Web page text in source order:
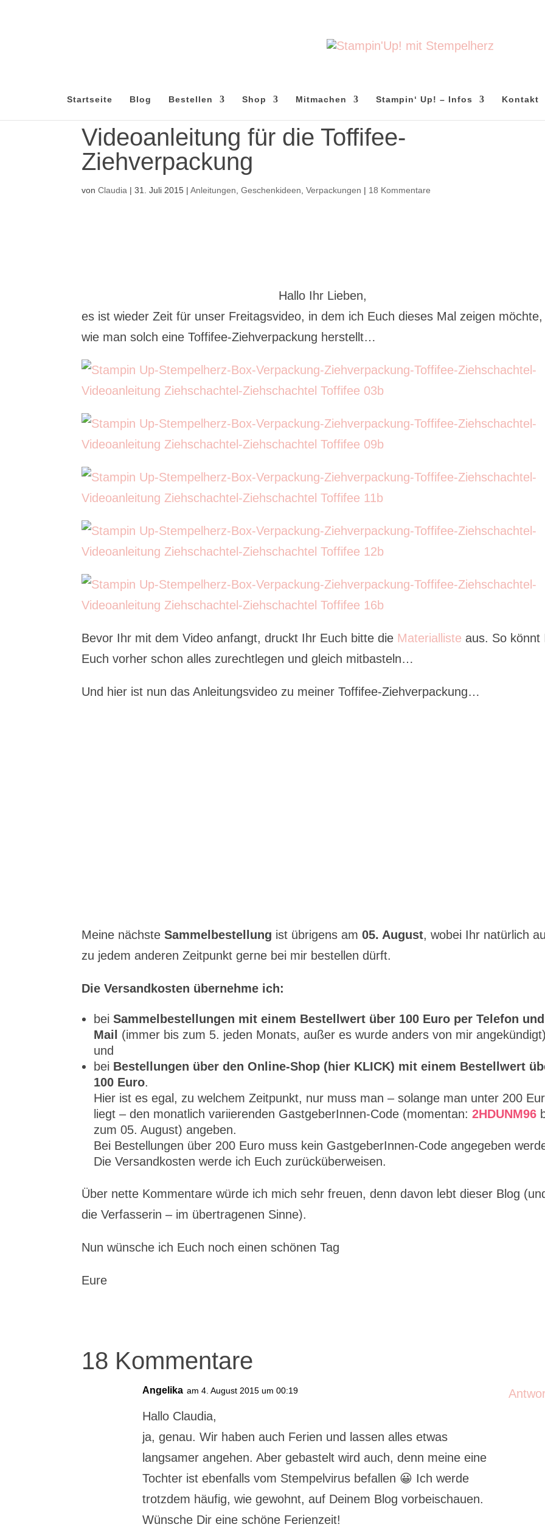
Startseite Blog Bestellen Shop Mitmachen Stampin‘ Up! – Infos Kontakt
Videoanleitung für die Toffifee-
Ziehverpackung
vonClaudia |31. Juli 2015 |Anleitungen ,Geschenkideen ,Verpackungen | 18 Kommentare
Hallo Ihr Lieben,
es ist wieder Zeit für unser Freitagsvideo, in dem ich Euch dieses Mal zeigen möchte,
wie man solch eine Toffifee-Ziehverpackung herstellt…
Bevor Ihr mit dem Video anfangt, druckt Ihr Euch bitte die Materialliste aus. So könnt
Euch vorher schon alles zurechtlegen und gleich mitbasteln…
Und hier ist nun das Anleitungsvideo zu meiner Toffifee-Ziehverpackung…
Meine nächsteSammelbestellung ist übrigens am05. August, wobei Ihr natürlich
zu jedem anderen Zeitpunkt gerne bei mir bestellen dürft.
Die Versandkosten übernehme ich:
beiSammelbestellungen mit einem Bestellwert über 100 Euro per Telefon und
Mail
(immer bis zum 5. jeden Monats, außer es wurde anders von mir
und
bei Bestellungen über den Online-Shop (hier KLICK) mit einem Bestellwert
100 Euro.
Hier ist es egal, zu welchem Zeitpunkt, nur muss man – solange man unter 200
liegt – den monatlich variierenden GastgeberInnen-Code (momentan:2HDUNM96
zum 05. August) angeben.
Bei Bestellungen über 200 Euro muss kein GastgeberInnen-Code angegeben
Die Versandkosten werde ich Euch zurücküberweisen.
Über nette Kommentare würde ich mich sehr freuen, denn davon lebt dieser Blog
die Verfasserin – im übertragenen Sinne).
Nun wünsche ich Euch noch einen schönen Tag
Eure
18 Kommentare
Angelika am 4. August 2015 um 00:19
Hallo Claudia,
ja, genau. Wir haben auch Ferien und lassen alles etwas
langsamer angehen. Aber gebastelt wird auch, denn meine eine
Tochter ist ebenfalls vom Stempelvirus befallen 😀 Ich werde
trotzdem häufig, wie gewohnt, auf Deinem Blog vorbeischauen.
Wünsche Dir eine schöne Ferienzeit!